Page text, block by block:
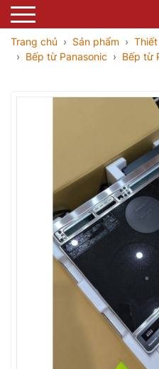
Trang chủ Sản phẩm
Bếp từ Panasonic
Bếp từ